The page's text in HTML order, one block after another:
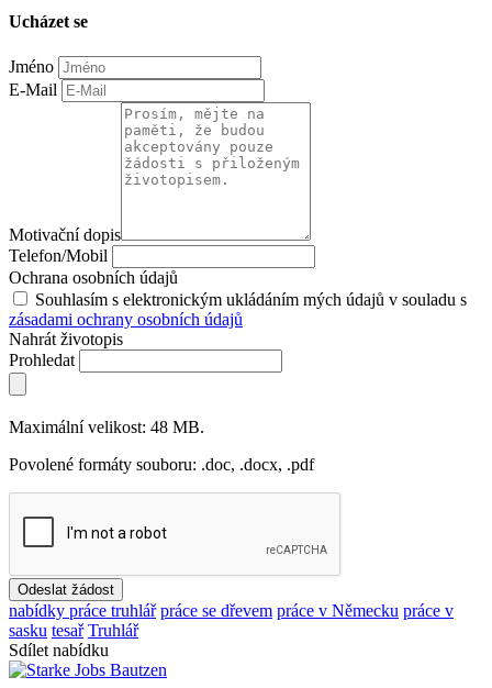
Ucházet se
Jméno
E-Mail
Motivační dopis
Telefon/Mobil
Ochrana osobních údajů
Souhlasím s elektronickým ukládáním mých údajů v souladu s
zásadami ochrany osobních údajů
Nahrát životopis
Prohledat
Maximální velikost: 48 MB.
Povolené formáty souboru: .doc, .docx, .pdf
Odeslat žádost
nabídky práce truhlář práce se dřevem práce v Německu práce v
sasku tesař Truhlář
Sdílet nabídku